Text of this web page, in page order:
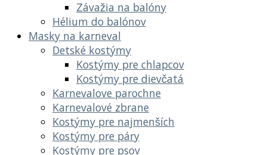
Závažia na balóny
Hélium do balónov
Masky na karneval
Detské kostýmy
Kostýmy pre chlapcov
Kostýmy pre dievčatá
Karnevalove parochne
Karnevalové zbrane
Kostýmy pre najmenších
Kostýmy pre páry
Kostýmy pre psov